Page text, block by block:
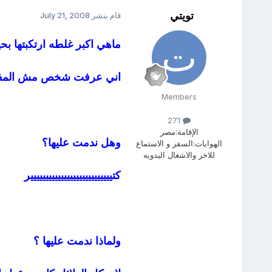
تويتي
Members
271
الإقامة:مصر
الهوايات:السفر و الاستماع
للاخر والاشغال اليدويه
قام بنشر July 21, 2008
ماهي اكبر غلطه ارتكبتها
اني عرفت شخص مش
وهل ندمت عليها؟
كتييييييييييييييييييييييييييير
ولماذا ندمت عليها ؟